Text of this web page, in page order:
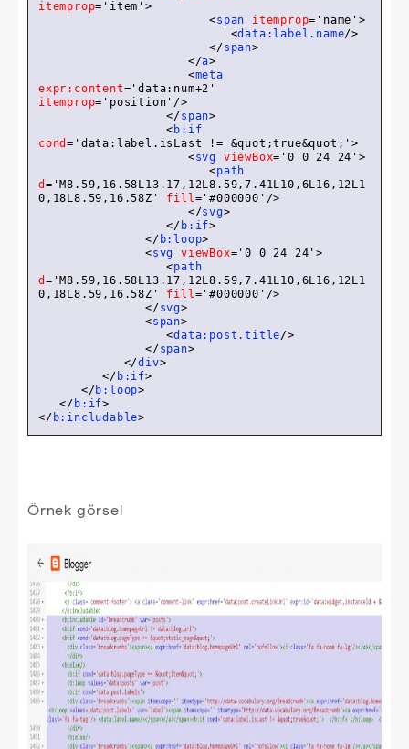
itemprop= 'item'>
<span itemprop= 'name'>
<data:label.name/>
</span>
</a>
<meta
expr:content= 'data:num+2'
itemprop= 'position' />
</span>
< b:if
cond= 'data:label.isLast != &quot;true&quot;'>
<svg viewBox= '0 0 24 24'>
<path
d = 'M8.59,16.58L13.17,12L8.59,7.41L10,6L16,12L1
0,18L8.59,16.58Z'
fill= '#000000' />
</svg>
</ b:if>
</ b:loop>
<svg viewBox= '0 0 24 24'>
<path
d = 'M8.59,16.58L13.17,12L8.59,7.41L10,6L16,12L1
0,18L8.59,16.58Z'
fill= '#000000' />
</svg>
<span>
<data:post.title/>
</span>
</div>
</ b:if>
</b:loop>
</ b:if>
</ b:includable>
Örnek görsel